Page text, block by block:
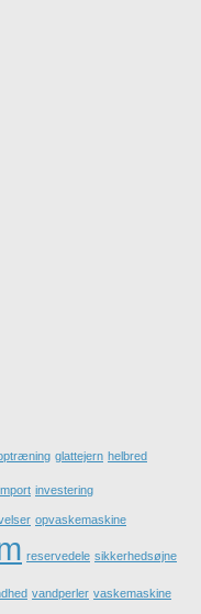
glattejern helbred
investering
opvaskemaskine
reservedele sikkerhedsøjne
vandperler vaskemaskine